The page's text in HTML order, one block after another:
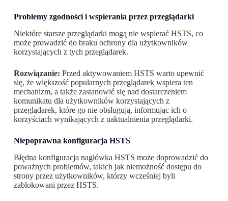
Problemy zgodności i wspierania przez przeglądarki
Niektóre starsze przeglądarki mogą nie wspierać HSTS, co
może prowadzić do braku ochrony dla użytkowników
korzystających z tych przeglądarek.
Rozwiązanie: Przed aktywowaniem HSTS warto upewnić
się, że większość popularnych przeglądarek wspiera ten
mechanizm, a także zastanowić się nad dostarczeniem
komunikatu dla użytkowników korzystających z
przeglądarek, które go nie obsługują, informując ich o
korzyściach wynikających z uaktualnienia przeglądarki.
Niepoprawna konfiguracja HSTS
Błędna konfiguracja nagłówka HSTS może doprowadzić do
poważnych problemów, takich jak niemożność dostępu do
strony przez użytkowników, którzy wcześniej byli
zablokowani przez HSTS.